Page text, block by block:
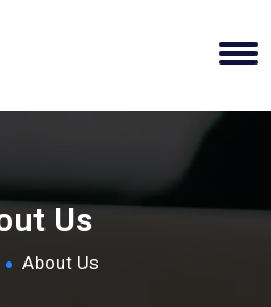
Us
About Us